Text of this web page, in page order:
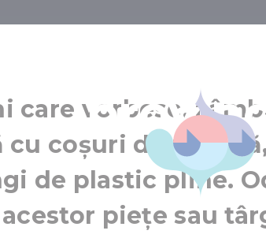
care vorbesc,
cu coșuri de
de plastic pline.
piețe sau